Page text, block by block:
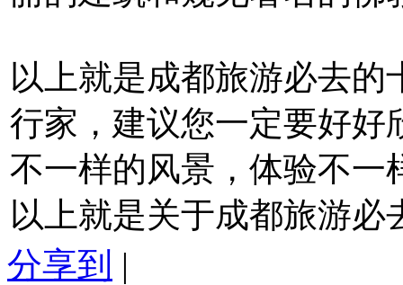
以上就是成都旅游必去
行家，建议您一定要好好
不一样的风景，体验不一
以上就是关于成都旅游
分享到 |